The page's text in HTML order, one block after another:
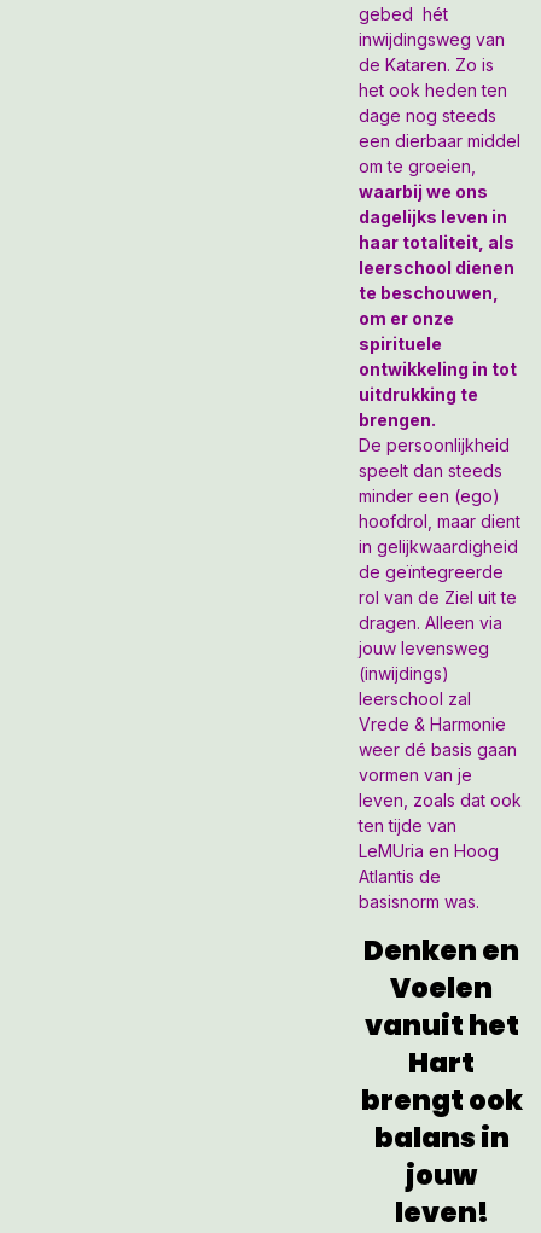
gebed hét
inwijdingsweg van
de Kataren. Zo is
het ook heden ten
dage nog steeds
een dierbaar middel
om te groeien,
waarbij we ons
dagelijks leven in
haar totaliteit, als
leerschool dienen
te beschouwen,
om er onze
spirituele
ontwikkeling in tot
uitdrukking te
brengen.
De persoonlijkheid
speelt dan steeds
minder een (ego)
hoofdrol, maar dient
in gelijkwaardigheid
de geïntegreerde
rol van de Ziel uit te
dragen. Alleen via
jouw levensweg
(inwijdings)
leerschool zal
Vrede & Harmonie
weer dé basis gaan
vormen van je
leven, zoals dat ook
ten tijde van
LeMUria en Hoog
Atlantis de
basisnorm was.
Denken en
Voelen
vanuit het
Hart
brengt ook
balans in
jouw
leven!